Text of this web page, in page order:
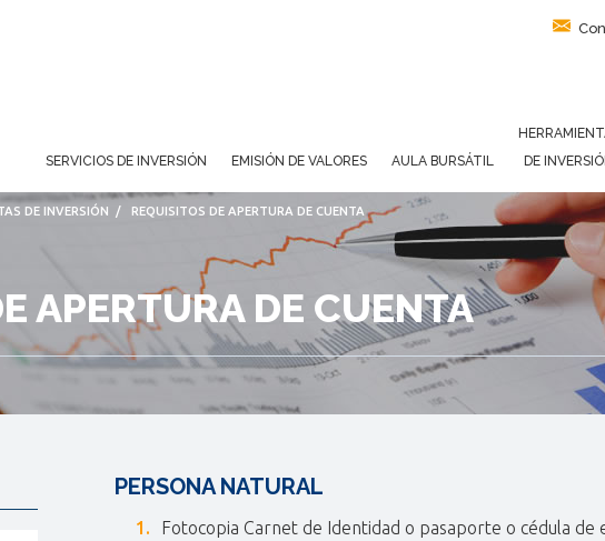
SERVICIOS DE INVERSIÓN EMISIÓN DE VALORES AULA BURSÁTIL
DE
DE INVERSIÓN / REQUISITOS DE APERTURA DE CUENTA
APERTURA DE CUENTA
PERSONA NATURAL
Fotocopia Carnet de Identidad o pasaporte o cédula